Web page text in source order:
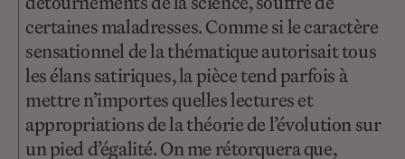
certaines maladresses. Comme si le caractère
sensationnel de la thématique autorisait tous
les élans satiriques, la pièce tend parfois à
mettre n’importes quelles lectures et
appropriations de la théorie de l’évolution sur
un pied d’égalité. On me rétorquera que,